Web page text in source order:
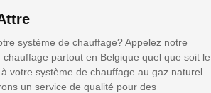
système de chauffage? Appelez notre
chauffage partout en Belgique quel que soit le
votre système de chauffage au gaz naturel
un service de qualité pour des